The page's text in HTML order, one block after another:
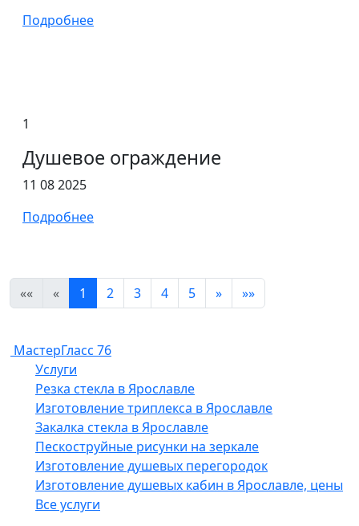
Подробнее
1
Душевое ограждение
11 08 2025
Подробнее
«« « 1 2 3 4 5 » »»
МастерГласс 76
Услуги
Резка стекла в Ярославле
Изготовление триплекса в Ярославле
Закалка стекла в Ярославле
Пескоструйные рисунки на зеркале
Изготовление душевых перегородок
Изготовление душевых кабин в Ярославле, цены
Все услуги